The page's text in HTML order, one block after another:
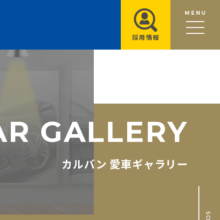
MENU
採用情報
R GALLERY
カルバン 愛車ギャラリー